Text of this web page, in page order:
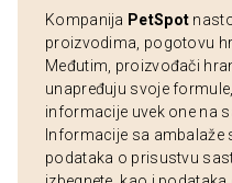
Kompanija PetSpot
proizvodima, pogotovu
Međutim, proizvođači
unapređuju svoje
informacije uvek one na
Informacije sa ambalaže
podataka o prisustvu